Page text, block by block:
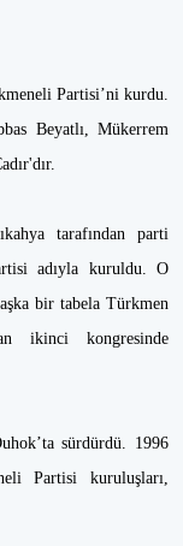
Partisi’ni kurdu.
Beyatlı, Mükerrem
tarafından parti
adıyla kuruldu. O
bir tabela Türkmen
ikinci kongresinde
sürdürdü. 1996
Partisi kuruluşları,